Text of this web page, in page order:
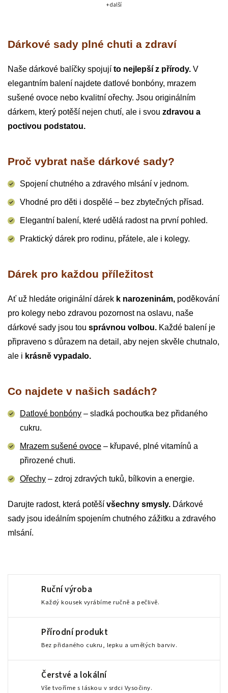
+ další
Dárkové sady plné chuti a zdraví
Naše dárkové balíčky spojují to nejlepší z přírody. V
elegantním balení najdete datlové bonbóny, mrazem
sušené ovoce nebo kvalitní ořechy. Jsou originálním
dárkem, který potěší nejen chutí, ale i svou zdravou a
poctivou podstatou.
Proč vybrat naše dárkové sady?
Spojení chutného a zdravého mlsání v jednom.
Vhodné pro děti i dospělé – bez zbytečných přísad.
Elegantní balení, které udělá radost na první pohled.
Praktický dárek pro rodinu, přátele, ale i kolegy.
Dárek pro každou příležitost
Ať už hledáte originální dárek k narozeninám, poděkování
pro kolegy nebo zdravou pozornost na oslavu, naše
dárkové sady jsou tou správnou volbou. Každé balení je
připraveno s důrazem na detail, aby nejen skvěle chutnalo,
ale i krásně vypadalo.
Co najdete v našich sadách?
Datlové bonbóny – sladká pochoutka bez přidaného
cukru.
Mrazem sušené ovoce – křupavé, plné vitamínů a
přirozené chuti.
Ořechy – zdroj zdravých tuků, bílkovin a energie.
Darujte radost, která potěší všechny smysly. Dárkové
sady jsou ideálním spojením chutného zážitku a zdravého
mlsání.
Ruční výroba
Každý kousek vyrábíme ručně a pečlivě.
Přírodní produkt
Bez přidaného cukru, lepku a umělých barviv.
Čerstvé a lokální
Vše tvoříme s láskou v srdci Vysočiny.